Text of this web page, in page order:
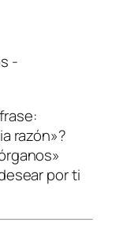
-
razón»?
por ti